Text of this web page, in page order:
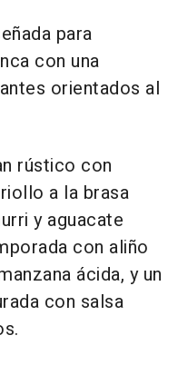
para
con una
orientados al
rústico con
a la brasa
y aguacate
con aliño
ácida, y un
con salsa